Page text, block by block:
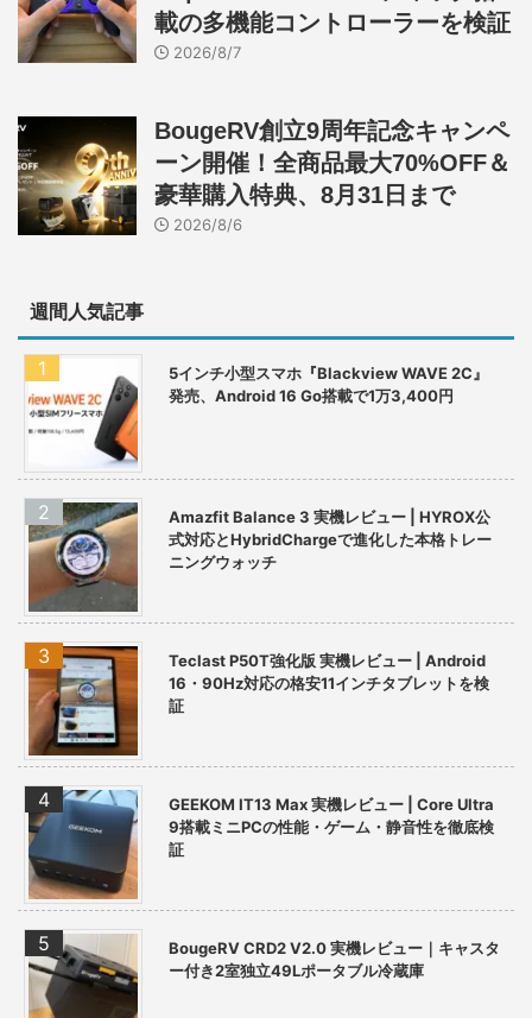
載の多機能コントローラーを検証
2026/8/7
BougeRV創立9周年記念キャンペ
ーン開催！全商品最大70%OFF＆
豪華購入特典、8月31日まで
2026/8/6
週間人気記事
5インチ小型スマホ『Blackview WAVE 2C』
発売、Android 16 Go搭載で1万3,400円
Amazfit Balance 3 実機レビュー | HYROX公
式対応とHybridChargeで進化した本格トレー
ニングウォッチ
Teclast P50T強化版 実機レビュー | Android
16・90Hz対応の格安11インチタブレットを検
証
GEEKOM IT13 Max 実機レビュー | Core Ultra
9搭載ミニPCの性能・ゲーム・静音性を徹底検
証
BougeRV CRD2 V2.0 実機レビュー｜キャスタ
ー付き2室独立49Lポータブル冷蔵庫